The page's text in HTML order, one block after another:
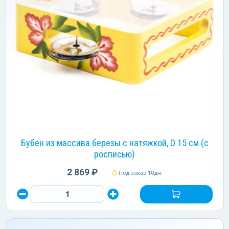
Бубен из массива березы с натяжкой, D 15 см (с
росписью)
2 869 ₽ Под заказ 10дн.